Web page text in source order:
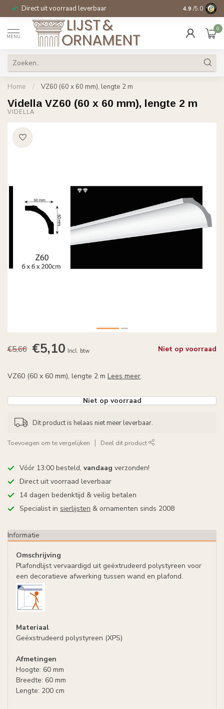
Direct uit voorraad leverbaar 14 dagen
4.9 /5.0
MENU
0
Home / VZ60 (60 x 60 mm), lengte 2 m
Vidella VZ60 (60 x 60 mm), lengte 2 m
VIDELLA
€5,66 €5,10 Incl. btw Niet op voorraad
VZ60 (60 x 60 mm), lengte 2 m Lees meer.
Niet op voorraad
Dit product is helaas niet meer leverbaar.
Toevoegen om te vergelijken Deel dit product
Vóór 13:00 besteld, vandaag verzonden!
Direct uit voorraad leverbaar
14 dagen bedenktijd & veilig betalen
Specialist in sierlijsten & ornamenten sinds 2008
Informatie
Omschrijving
Plafondlijst vervaardigd uit geëxtrudeerd polystyreen voor
een decoratieve afwerking tussen wand en plafond.
Materiaal
Geëxstrudeerd polystyreen (XPS)
Afmetingen
Hoogte: 60 mm
Breedte: 60 mm
Lengte: 200 cm